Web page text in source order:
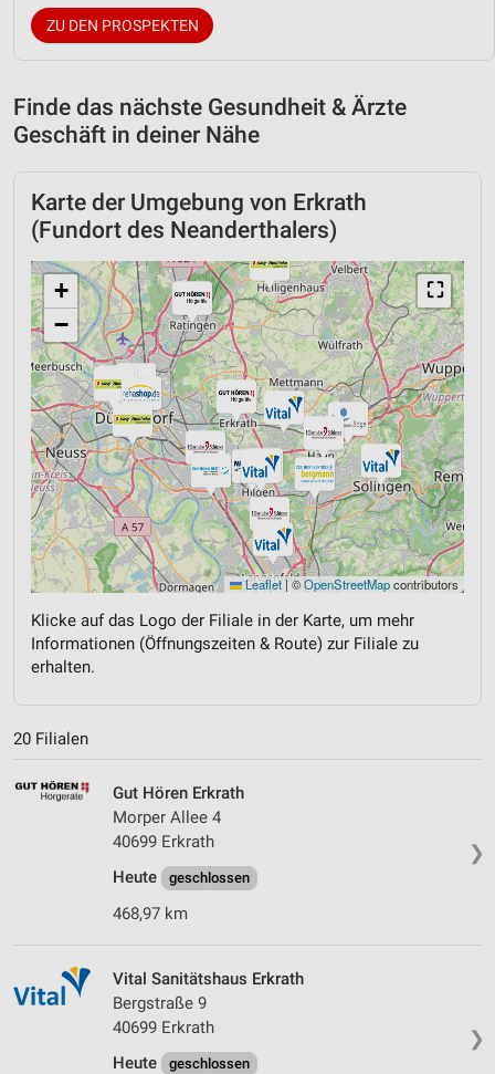
ZU DEN PROSPEKTEN
Finde das nächste Gesundheit & Ärzte
Geschäft in deiner Nähe
Karte der Umgebung von Erkrath
(Fundort des Neanderthalers)
⛶
+
−
Leaflet|©OpenStreetMapcontributors
Klicke auf das Logo der Filiale in der Karte, um mehr
Informationen (Öffnungszeiten & Route) zur Filiale zu
erhalten.
20 Filialen
❯
Gut Hören Erkrath
Morper Allee 4
40699 Erkrath
Heute
geschlossen
468,97 km
❯
Vital Sanitätshaus Erkrath
Bergstraße 9
40699 Erkrath
Heute
geschlossen